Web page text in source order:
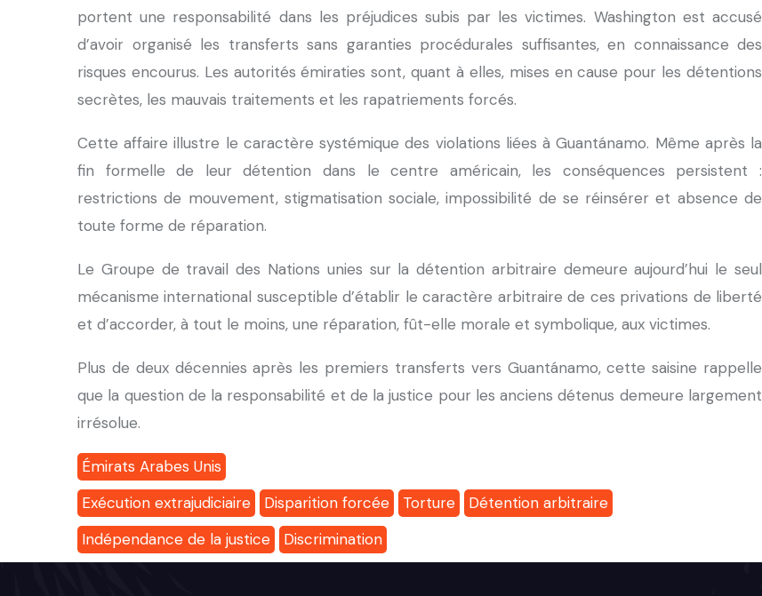
portent une responsabilité dans les préjudices subis par les victimes. Washington est accusé
d’avoir organisé les transferts sans garanties procédurales suffisantes, en connaissance des
risques encourus. Les autorités émiraties sont, quant à elles, mises en cause pour les détentions
secrètes, les mauvais traitements et les rapatriements forcés.
Cette affaire illustre le caractère systémique des violations liées à Guantánamo. Même après la
fin formelle de leur détention dans le centre américain, les conséquences persistent :
restrictions de mouvement, stigmatisation sociale, impossibilité de se réinsérer et absence de
toute forme de réparation.
Le Groupe de travail des Nations unies sur la détention arbitraire demeure aujourd’hui le seul
mécanisme international susceptible d’établir le caractère arbitraire de ces privations de liberté
et d’accorder, à tout le moins, une réparation, fût-elle morale et symbolique, aux victimes.
Plus de deux décennies après les premiers transferts vers Guantánamo, cette saisine rappelle
que la question de la responsabilité et de la justice pour les anciens détenus demeure largement
irrésolue.
Émirats Arabes Unis
Exécution extrajudiciaire
Disparition forcée Torture
Détention arbitraire
Indépendance de la justice
Discrimination